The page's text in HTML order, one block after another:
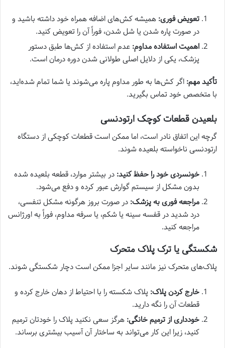
تعویض فوری: همیشه کش‌های اضافه همراه خود داشته باشید و
در صورت پاره شدن یا شل شدن، فوراً آن را تعویض کنید.
اهمیت استفاده مداوم: عدم استفاده از کش‌ها طبق دستور
پزشک، یکی از دلایل اصلی طولانی شدن دوره درمان است.
تأکید مهم: اگر کش‌ها به طور مداوم پاره می‌شوند یا شما تمام شده‌اید،
با متخصص خود تماس بگیرید.
بلعیدن قطعات کوچک ارتودنسی
گرچه این اتفاق نادر است، اما ممکن است قطعات کوچکی از دستگاه
ارتودنسی ناخواسته بلعیده شوند.
خونسردی خود را حفظ کنید: در بیشتر موارد، قطعه بلعیده شده
بدون مشکل از سیستم گوارش عبور کرده و دفع می‌شود.
مراجعه فوری به پزشک: در صورت بروز هرگونه مشکل تنفسی،
درد شدید در قفسه سینه یا شکم، یا سرفه مداوم، فوراً به اورژانس
مراجعه کنید.
شکستگی یا ترک پلاک متحرک
پلاک‌های متحرک نیز مانند سایر اجزا ممکن است دچار شکستگی شوند.
خارج کردن پلاک: پلاک شکسته را با احتیاط از دهان خارج کرده و
قطعات آن را نگه دارید.
خودداری از ترمیم خانگی: هرگز سعی نکنید پلاک را خودتان ترمیم
کنید، زیرا این کار می‌تواند به ساختار آن آسیب بیشتری برساند.